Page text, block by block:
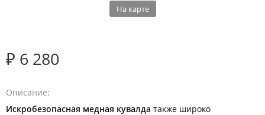
На карте
₽ 6 280
Описание
Искробезопасная медная кувалда также широко